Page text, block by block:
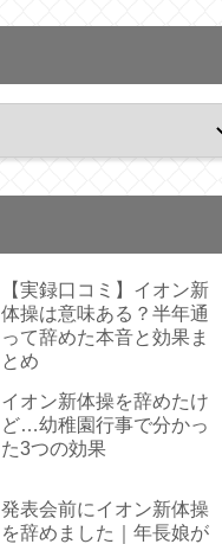
【実録口コミ】イオン新
体操は意味ある？半年通
って辞めた本音と効果ま
とめ
イオン新体操を辞めたけ
ど…幼稚園行事で分かっ
た3つの効果
発表会前にイオン新体操
を辞めました｜年長娘が